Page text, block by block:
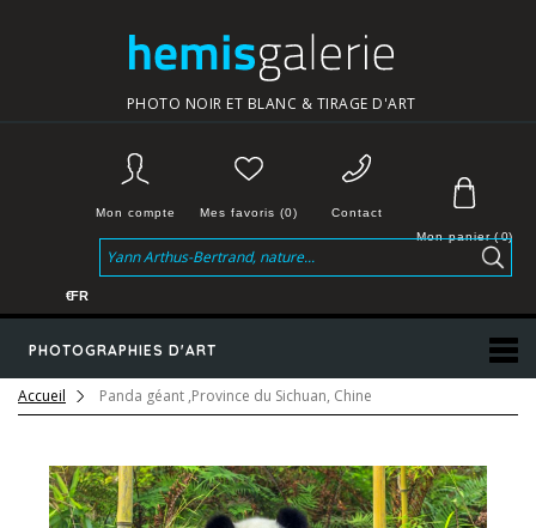
PHOTO NOIR ET BLANC & TIRAGE D'ART
Mon panier( 0)
Contact
Mes favoris (0)
Mon compte
PHOTOGRAPHIES D'ART
€FR
Accueil Panda géant ,Province du Sichuan, Chine